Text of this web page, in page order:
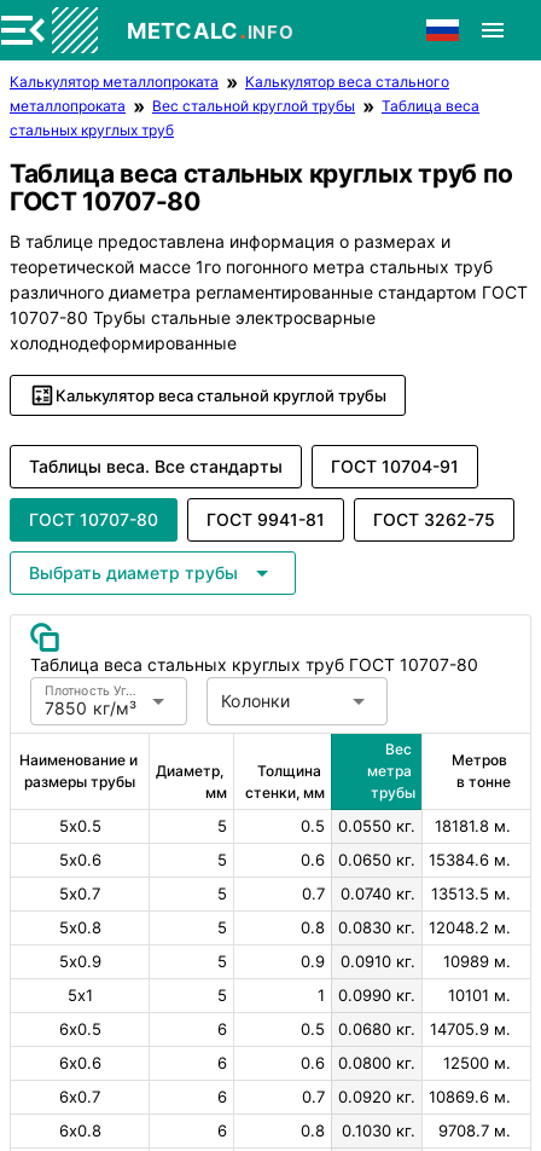
METCALC.INFO
Калькулятор металлопроката
Калькулятор веса стального
металлопроката
Вес стальной круглой трубы
Таблица веса
стальных круглых труб
Таблица веса стальных круглых труб по
ГОСТ 10707-80
В таблице предоставлена информация о размерах и
теоретической массе 1го погонного метра стальных труб
различного диаметра регламентированные стандартом ГОСТ
10707-80 Трубы стальные электросварные
холоднодеформированные
Калькулятор веса стальной круглой трубы
Таблицы веса. Все стандарты ГОСТ 10704-91
ГОСТ 10707-80 ГОСТ 9941-81 ГОСТ 3262-75
Выбрать диаметр трубы
Таблица веса стальных круглых труб ГОСТ 10707-80
7850 кг/м³
Плотность Углеродистая сталь Колонки
Наименование и
размеры трубы
Диаметр,
мм
Толщина
стенки, мм
Вес
метра
трубы
Метров
в тонне
5х0.5 5 0.5 0.0550 кг.
18181.8 м.
5х0.6
5 0.6 0.0650 кг.
15384.6 м.
5х0.7
5 0.7 0.0740 кг.
13513.5 м.
5х0.8
5 0.8 0.0830 кг.
12048.2 м.
5х0.9
5 0.9 0.0910 кг.
10989 м.
5х1
5 1 0.0990 кг.
10101 м.
6х0.5
6 0.5 0.0680 кг.
14705.9 м.
6х0.6
6 0.6 0.0800 кг.
12500 м.
6х0.7
6 0.7 0.0920 кг.
10869.6 м.
6х0.8
6 0.8 0.1030 кг.
9708.7 м.